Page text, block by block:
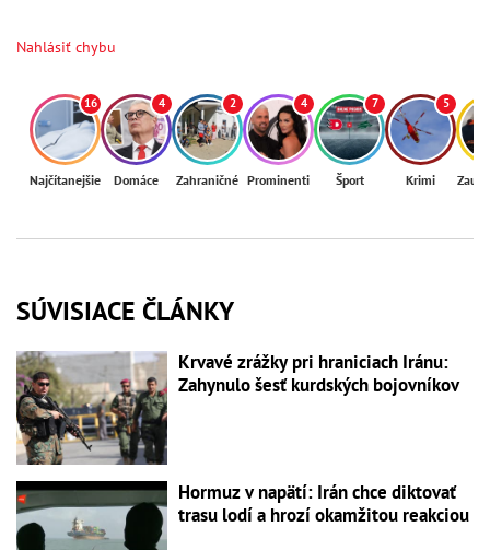
Nahlásiť chybu
16
Najčítanejšie
4
Domáce
2
Zahraničné
4
Prominenti
7
Šport
5
Krimi
SÚVISIACE ČLÁNKY
Krvavé zrážky pri hraniciach Iránu:
Zahynulo šesť kurdských bojovníkov
Hormuz v napätí: Irán chce diktovať
trasu lodí a hrozí okamžitou reakciou